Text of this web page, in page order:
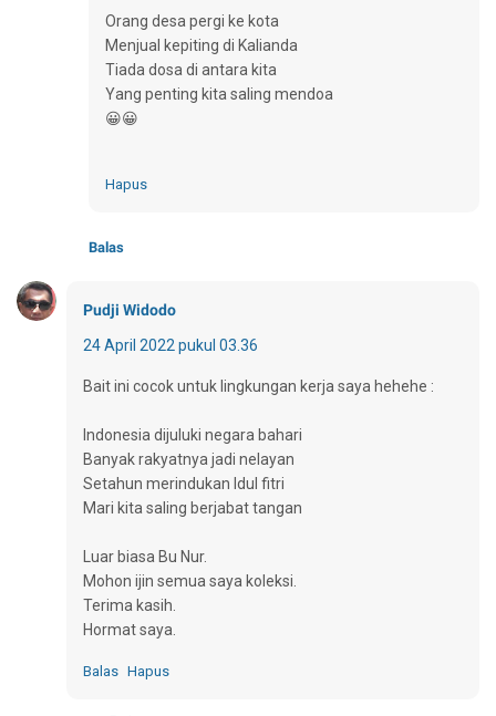
Orang desa pergi ke kota
Menjual kepiting di Kalianda
Tiada dosa di antara kita
Yang penting kita saling mendoa
😀😀
Hapus
Balas
Pudji Widodo
24 April 2022 pukul 03.36
Bait ini cocok untuk lingkungan kerja saya hehehe :
Indonesia dijuluki negara bahari
Banyak rakyatnya jadi nelayan
Setahun merindukan Idul fitri
Mari kita saling berjabat tangan
Luar biasa Bu Nur.
Mohon ijin semua saya koleksi.
Terima kasih.
Hormat saya.
Balas Hapus